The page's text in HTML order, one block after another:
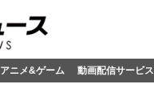
アニメ&ゲーム 動画配信サービス